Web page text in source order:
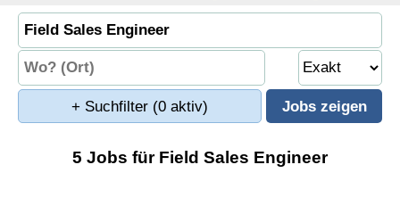
+ Suchfilter (0 aktiv)
5 Jobs für Field Sales Engineer